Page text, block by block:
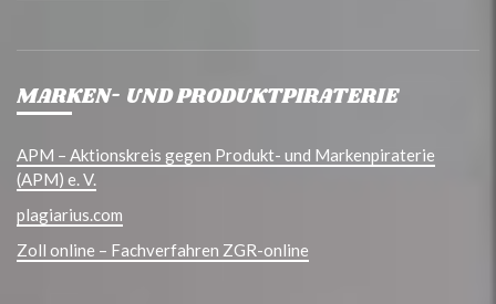
MARKEN- UND PRODUKTPIRATERIE
APM – Aktionskreis gegen Produkt- und Markenpiraterie
(APM) e. V.
plagiarius.com
Zoll online – Fachverfahren ZGR-online